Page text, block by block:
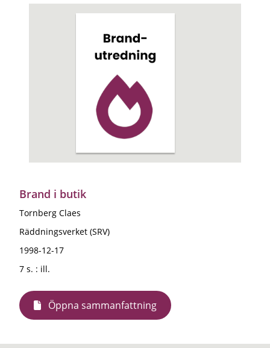
Brand i butik
Tornberg Claes
Räddningsverket (SRV)
1998-12-17
7 s. : ill.
Öppna sammanfattning